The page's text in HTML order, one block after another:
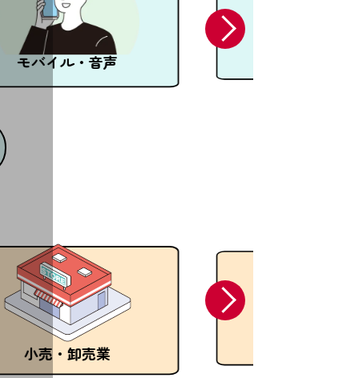
モバイル・音声
小売・卸売業